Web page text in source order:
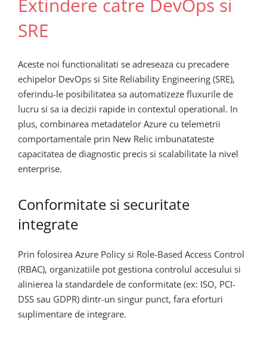
Extindere catre DevOps si
SRE
Aceste noi functionalitati se adreseaza cu precadere
echipelor DevOps si Site Reliability Engineering (SRE),
oferindu-le posibilitatea sa automatizeze fluxurile de
lucru si sa ia decizii rapide in contextul operational. In
plus, combinarea metadatelor Azure cu telemetrii
comportamentale prin New Relic imbunatateste
capacitatea de diagnostic precis si scalabilitate la nivel
enterprise.
Conformitate si securitate
integrate
Prin folosirea Azure Policy si Role-Based Access Control
(RBAC), organizatiile pot gestiona controlul accesului si
alinierea la standardele de conformitate (ex: ISO, PCI-
DSS sau GDPR) dintr-un singur punct, fara eforturi
suplimentare de integrare.